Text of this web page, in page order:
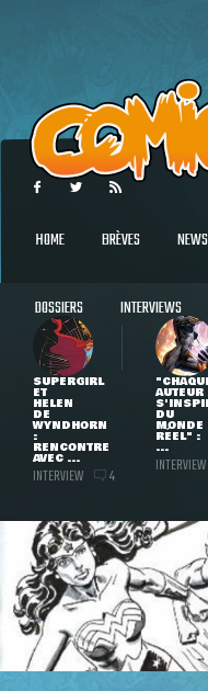
HOME BRÈVES NEWS
DOSSIERS INTERVIEWS
SUPERGIRL
ET
HELEN
DE
WYNDHORN
:
RENCONTRE
AVEC ...
INTERVIEW 4
AUTEUR
DU
MONDE
RÉEL" :
...
INTERVIEW